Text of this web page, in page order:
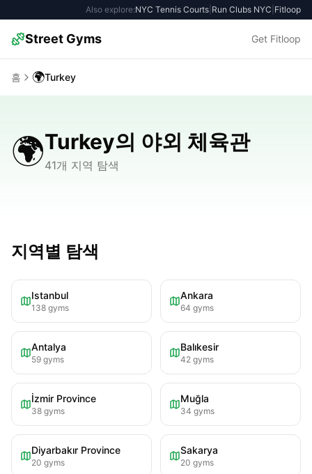
Also explore:NYC Tennis Courts Run Clubs NYC Fitloop
Street Gyms Get Fitloop
홈 🌍Turkey
🌍Turkey의 야외 체육관
41개 지역 탐색
지역별 탐색
Istanbul
138 gyms
Ankara
64 gyms
Antalya
59 gyms
Balıkesir
42 gyms
İzmir Province
38 gyms
Muğla
34 gyms
Diyarbakır Province
20 gyms
Sakarya
20 gyms